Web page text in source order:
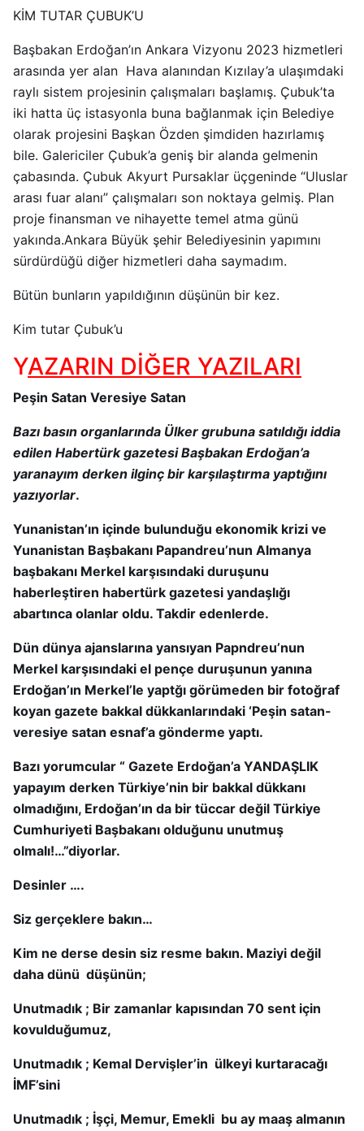
KİM TUTAR ÇUBUK’U
Başbakan Erdoğan’ın Ankara Vizyonu 2023 hizmetleri
arasında yer alan Hava alanından Kızılay’a ulaşımdaki
raylı sistem projesinin çalışmaları başlamış. Çubuk’ta
iki hatta üç istasyonla buna bağlanmak için Belediye
olarak projesini Başkan Özden şimdiden hazırlamış
bile. Galericiler Çubuk’a geniş bir alanda gelmenin
çabasında. Çubuk Akyurt Pursaklar üçgeninde “Uluslar
arası fuar alanı” çalışmaları son noktaya gelmiş. Plan
proje finansman ve nihayette temel atma günü
yakında.Ankara Büyük şehir Belediyesinin yapımını
sürdürdüğü diğer hizmetleri daha saymadım.
Bütün bunların yapıldığının düşünün bir kez.
Kim tutar Çubuk’u
YAZARIN DİĞER YAZILARI
Peşin Satan Veresiye Satan
Bazı basın organlarında Ülker grubuna satıldığı iddia
edilen Habertürk gazetesi Başbakan Erdoğan’a
yaranayım derken ilginç bir karşılaştırma yaptığını
yazıyorlar.
Yunanistan’ın içinde bulunduğu ekonomik krizi ve
Yunanistan Başbakanı Papandreu’nun Almanya
başbakanı Merkel karşısındaki duruşunu
haberleştiren habertürk gazetesi yandaşlığı
abartınca olanlar oldu. Takdir edenlerde.
Dün dünya ajanslarına yansıyan Papndreu’nun
Merkel karşısındaki el pençe duruşunun yanına
Erdoğan’ın Merkel’le yaptğı görümeden bir fotoğraf
koyan gazete bakkal dükkanlarındaki ‘Peşin satan-
veresiye satan esnaf’a gönderme yaptı.
Bazı yorumcular “ Gazete Erdoğan’a YANDAŞLIK
yapayım derken Türkiye’nin bir bakkal dükkanı
olmadığını, Erdoğan’ın da bir tüccar değil Türkiye
Cumhuriyeti Başbakanı olduğunu unutmuş
olmalı!…”diyorlar.
Desinler ….
Siz gerçeklere bakın…
Kim ne derse desin siz resme bakın. Maziyi değil
daha dünü düşünün;
Unutmadık ; Bir zamanlar kapısından 70 sent için
kovulduğumuz,
Unutmadık ; Kemal Dervişler’in ülkeyi kurtaracağı
İMF’sini
Unutmadık ; İşçi, Memur, Emekli bu ay maaş almanın